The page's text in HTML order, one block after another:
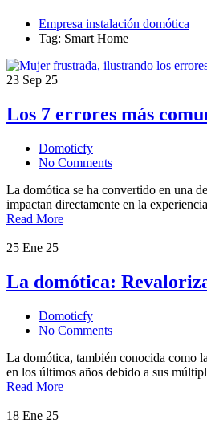
Empresa instalación domótica
Tag: Smart Home
23 Sep 25
Los 7 errores más
Domoticfy
No Comments
La domótica se ha convertido en una
impactan directamente en la
Read More
25 Ene 25
La domótica:
Domoticfy
No Comments
La domótica, también conocida como
en los últimos años debido a sus
Read More
18 Ene 25